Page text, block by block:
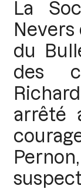
La
Nevers
du
des
arrêté